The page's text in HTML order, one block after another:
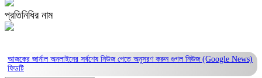
প্রতিনিধির নাম
আজকের জার্নাল অনলাইনের সর্বশেষ নিউজ পেতে অনুসরণ করুন গুগল নিউজ (Google News)
ফিডটি